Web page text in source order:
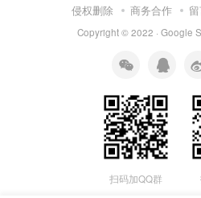
侵权删除 商务合作
Copyright © 2022 · Google
扫码加QQ群